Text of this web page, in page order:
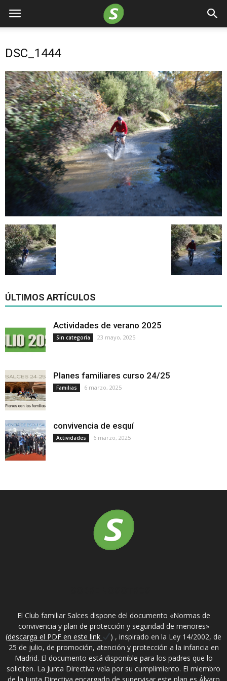
DSC_1444
ÚLTIMOS ARTÍCULOS
Actividades de verano 2025
Sin categoría 23 mayo, 2025
Planes familiares curso 24/25
Familias 6 marzo, 2025
convivencia de esquí
Actividades 6 marzo, 2025
El Club familiar Salces dispone del documento «Normas de
convivencia y plan de protección y seguridad de menores»
(descarga el PDF en este link
) , inspirado en la Ley 14/2002, de
25 de julio, de promoción, atención y protección a la infancia en
Madrid. El documento está disponible para los padres que lo
soliciten. La Junta Directiva vela por su cumplimiento. El miembro
de la Junta Directiva encargado de supervisar este plan es Álvaro